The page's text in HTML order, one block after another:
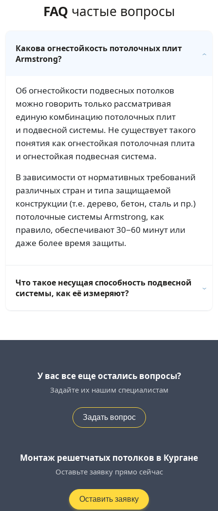
FAQ частые вопросы
Какова огнестойкость потолочных плит
Armstrong?
Об огнестойкости подвесных потолков
можно говорить только рассматривая
единую комбинацию потолочных плит
и подвесной системы. Не существует такого
понятия как огнестойкая потолочная плита
и огнестойкая подвесная система.
В зависимости от нормативных требований
различных стран и типа защищаемой
конструкции (т.е. дерево, бетон, сталь и пр.)
потолочные системы Armstrong, как
правило, обеспечивают 30−60 минут или
даже более время защиты.
Что такое несущая способность подвесной
системы, как её измеряют?
У вас все еще остались вопросы?
Задайте их нашим специалистам
Задать вопрос
Монтаж решетчатых потолков в Кургане
Оставьте заявку прямо сейчас
Оставить заявку